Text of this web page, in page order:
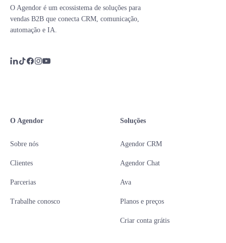
O Agendor é um ecossistema de soluções para
vendas B2B que conecta CRM, comunicação,
automação e IA.
O Agendor
Sobre nós
Clientes
Parcerias
Trabalhe conosco
Soluções
Agendor CRM
Agendor Chat
Ava
Planos e preços
Criar conta grátis